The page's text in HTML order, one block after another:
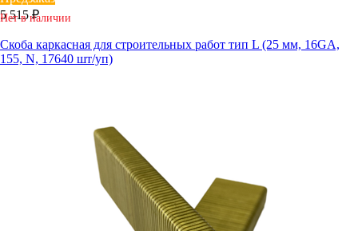
5 515 ₽
Нет в наличии
Скоба каркасная для строительных работ тип L (25 мм, 16GA,
155, N, 17640 шт/уп)